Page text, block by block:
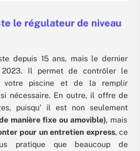
le régulateur de niveau
depuis 15 ans, mais le dernier
Il permet de contrôler le
votre piscine et de la remplir
nécessaire. En outre, il offre de
puisqu’ il est non seulement
manière fixe ou amovible), mais
pour un entretien express, ce
pratique que beaucoup de